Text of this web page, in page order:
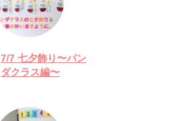
7/7 七夕飾り〜パン
ダクラス編〜